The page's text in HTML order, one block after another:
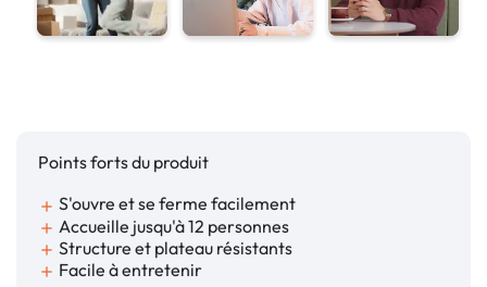
Points forts du produit
add S'ouvre et se ferme facilement
add Accueille jusqu'à 12 personnes
add Structure et plateau résistants
add Facile à entretenir